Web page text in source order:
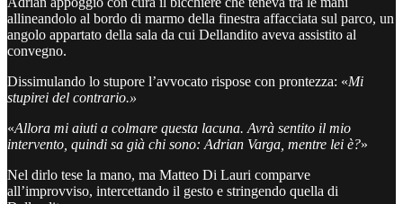
allineandolo al bordo di marmo della finestra affacciata sul parco, un
angolo appartato della sala da cui Dellandito aveva assistito al
convegno.
Dissimulando lo stupore l’avvocato rispose con prontezza: «Mi
stupirei del contrario.»
«Allora mi aiuti a colmare questa lacuna. Avrà sentito il mio
intervento, quindi sa già chi sono: Adrian Varga, mentre lei è?»
Nel dirlo tese la mano, ma Matteo Di Lauri comparve
all’improvviso, intercettando il gesto e stringendo quella di